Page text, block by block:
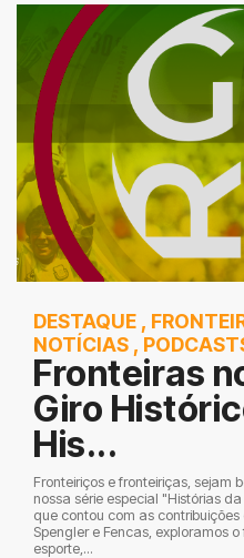
DESTAQUE ,
NOTÍCIAS ,
Fronteiras
Giro
His...
Fronteiriços e fronteiriças, sejam
nossa série especial "Histórias
que contou com as
Spengler e Fencas, exploramos
esporte,...